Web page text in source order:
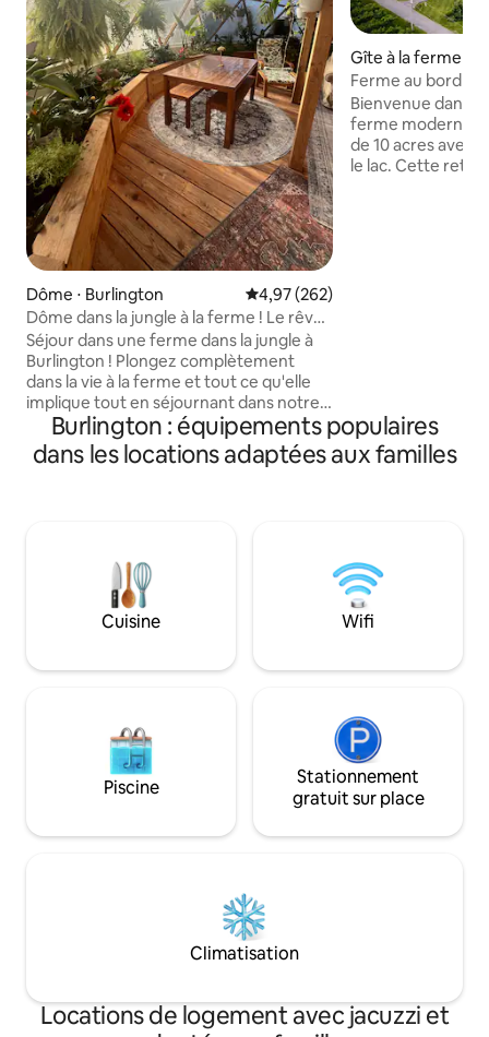
Dôme ⋅ Burlington Évaluation moyenne sur la
4,97 (262)
Dôme dans la jungle à la ferme ! Le rêve
des amoureux des animaux !
Séjour dans une ferme dans la jungle à
Burlington ! Plongez complètement
dans la vie à la ferme et tout ce qu'elle
implique tout en séjournant dans notre
dôme géodésique de 500 pieds carrés,
une habitation de serre « glamping » !
Avec un étang à poissons et à tortues et
de 2 hectares où les voyageurs peuvent
découvrir la vie à la ferme avec des
chèvres, des chevaux, des vaches
Highland, des moutons, des cochons et
amoureux des animaux !
Gîte à la ferme ⋅
Ferme au bord du
extérieur | Accès
Bienvenue dans
ferme moderne,
de 10 acres avec
le lac. Cette
escapade
notre ferme au
Burlington : équipements populaires
dans les locations adaptées aux familles
Cuisine Wifi
Piscine
Stationnement
gratuit sur place
Climatisation
Locations de logement avec jacuzzi et